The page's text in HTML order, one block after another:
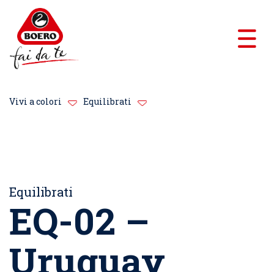
Vivi a colori Equilibrati
Equilibrati
EQ-02 –
Uruguay